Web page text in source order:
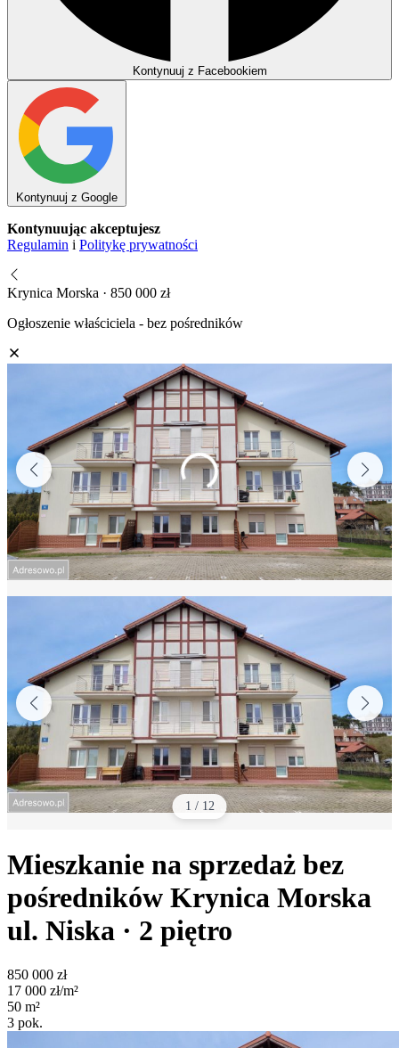
Kontynuuj z Facebookiem
Kontynuuj z Google
Kontynuując akceptujesz
Regulamin i Politykę prywatności
Krynica Morska · 850 000 zł
Ogłoszenie właściciela - bez pośredników
1 / 12
Mieszkanie na sprzedaż bez
pośredników Krynica Morska
ul. Niska · 2 piętro
850 000 zł
17 000 zł/m²
50 m²
3 pok.